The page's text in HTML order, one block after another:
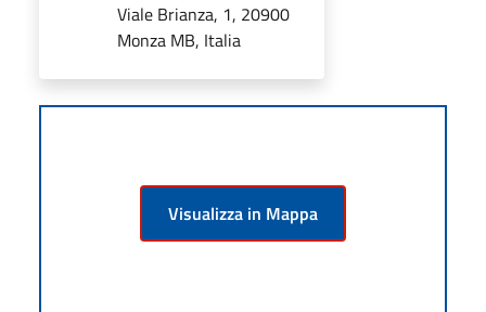
Viale Brianza, 1, 20900
Monza MB, Italia
Visualizza in Mappa